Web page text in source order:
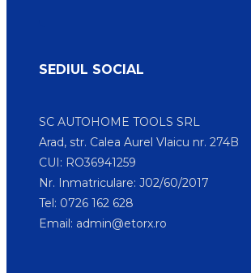
SEDIUL SOCIAL
SC AUTOHOME TOOLS SRL
Arad, str. Calea Aurel Vlaicu nr. 274B
CUI: RO36941259
Nr. Inmatriculare: J02/60/2017
Tel: 0726 162 628
Email: admin@etorx.ro